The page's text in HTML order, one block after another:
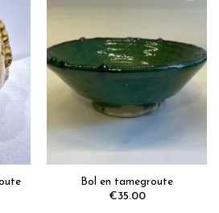
aux
Ajoutez
favoris
Bol en tamegroute
€35.00